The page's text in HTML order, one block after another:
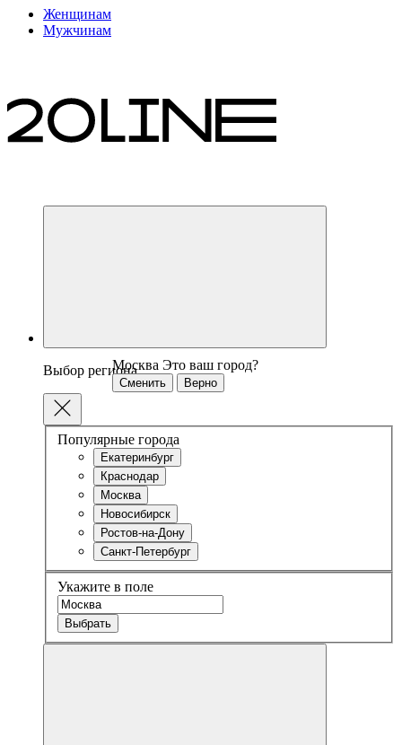
Женщинам
Мужчинам
Выбор региона
Популярные города
Екатеринбург
Краснодар
Москва
Новосибирск
Ростов-на-Дону
Санкт-Петербург
Укажите в поле
Выбрать
Москва Это ваш город?
Сменить Верно